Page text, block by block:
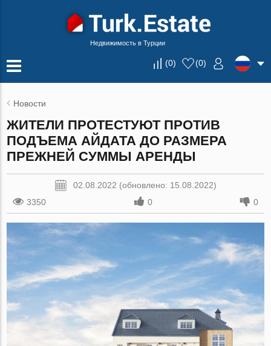
Недвижимость в Турции
(0) (0)
Новости
ЖИТЕЛИ ПРОТЕСТУЮТ ПРОТИВ
ПОДЪЕМА АЙДАТА ДО РАЗМЕРА
ПРЕЖНЕЙ СУММЫ АРЕНДЫ
02.08.2022 (обновлено: 15.08.2022)
3350
0 0